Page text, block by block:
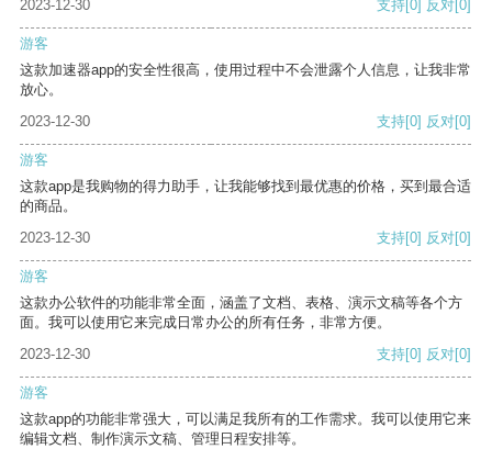
2023-12-30
支持[0] 反对[0]
游客
这款加速器app的安全性很高，使用过程中不会泄露个人信息，让我非常
放心。
2023-12-30
支持[0] 反对[0]
游客
这款app是我购物的得力助手，让我能够找到最优惠的价格，买到最合适
的商品。
2023-12-30
支持[0] 反对[0]
游客
这款办公软件的功能非常全面，涵盖了文档、表格、演示文稿等各个方
面。我可以使用它来完成日常办公的所有任务，非常方便。
2023-12-30
支持[0] 反对[0]
游客
这款app的功能非常强大，可以满足我所有的工作需求。我可以使用它来
编辑文档、制作演示文稿、管理日程安排等。